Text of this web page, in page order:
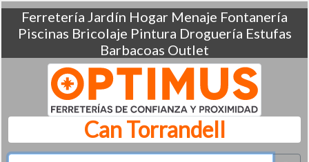
Ferretería Jardín Hogar Menaje Fontanería
Piscinas Bricolaje Pintura Droguería Estufas
Barbacoas Outlet
Can Torrandell